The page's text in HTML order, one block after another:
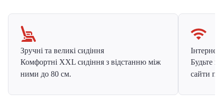
Зручні та великі сидіння
Комфортні XXL сидіння з відстанню між
ними до 80 см.
Інтернет
Будьте
сайти